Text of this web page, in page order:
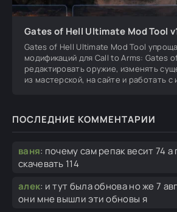
Gates of Hell Ultimate Mod Tool
Gates of Hell Ultimate Mod Tool
модификаций для Call to Arms: Gates
редактировать оружие, изменять
из мастерской, на сайте и работать с
ПОСЛЕДНИЕ КОММЕНТАРИИ
ваня: почему сам репак весит 74
скачевать 114
алек: и тут была обнова но же 7
они мне вышли эти обновы я